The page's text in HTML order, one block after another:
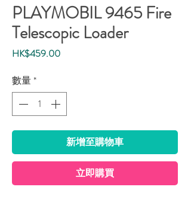
PLAYMOBIL 9465 Fire
Telescopic Loader
HK$459.00價
數量*
新增至購物車
立即購買